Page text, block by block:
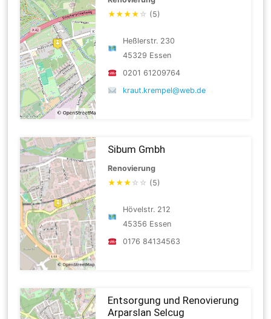
★★★★ ☆ (5)
Heßlerstr. 230
45329 Essen
0201 61209764
kraut.krempel@web.de
Sibum Gmbh
Renovierung
★★★ ☆ ☆ (5)
Hövelstr. 212
45356 Essen
0176 84134563
Entsorgung und Renovierung
Arparslan Selcug